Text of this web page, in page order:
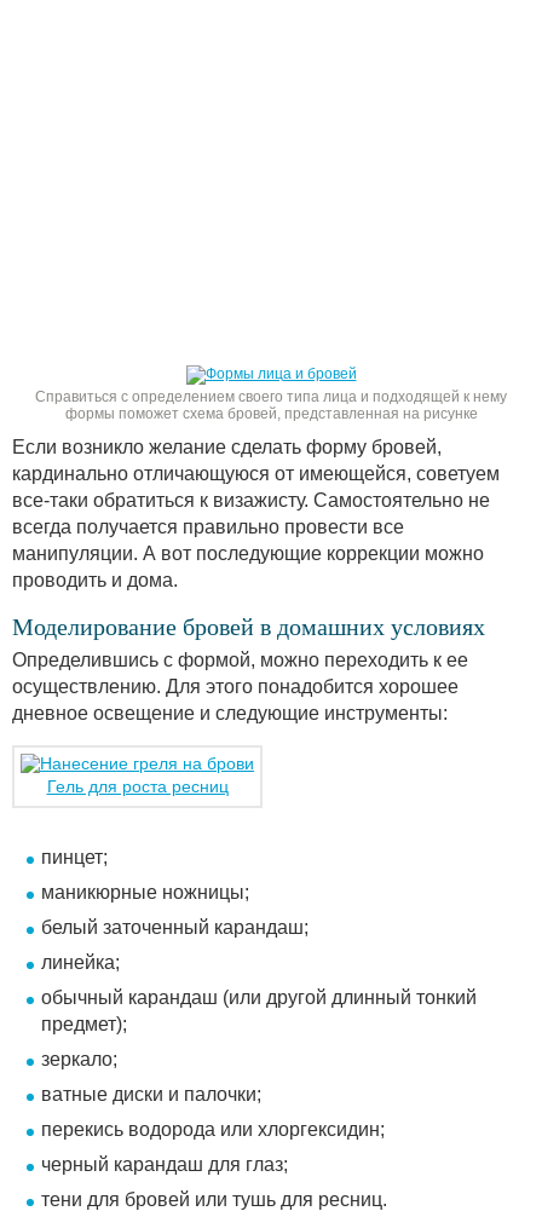
Справиться с определением своего типа лица и подходящей к нему
формы поможет схема бровей, представленная на рисунке
Если возникло желание сделать форму бровей,
кардинально отличающуюся от имеющейся, советуем
все-таки обратиться к визажисту. Самостоятельно не
всегда получается правильно провести все
манипуляции. А вот последующие коррекции можно
проводить и дома.
Моделирование бровей в домашних условиях
Определившись с формой, можно переходить к ее
осуществлению. Для этого понадобится хорошее
дневное освещение и следующие инструменты:
Гель для роста ресниц
пинцет;
маникюрные ножницы;
белый заточенный карандаш;
линейка;
обычный карандаш (или другой длинный тонкий
предмет);
зеркало;
ватные диски и палочки;
перекись водорода или хлоргексидин;
черный карандаш для глаз;
тени для бровей или тушь для ресниц.